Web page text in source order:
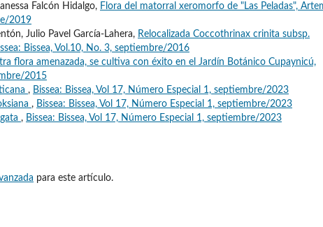
Falcón Hidalgo, Flora del matorral xeromorfo de "Las Peladas",
2019
Julio Pavel García-Lahera, Relocalizada Coccothrinax crinita subsp.
Bissea, Vol.10, No. 3, septiembre/2016
flora amenazada, se cultiva con éxito en el Jardín Botánico Cupaynicú,
2015
, Bissea: Bissea, Vol 17, Número Especial 1, septiembre/2023
, Bissea: Bissea, Vol 17, Número Especial 1, septiembre/2023
, Bissea: Bissea, Vol 17, Número Especial 1, septiembre/2023
para este artículo.